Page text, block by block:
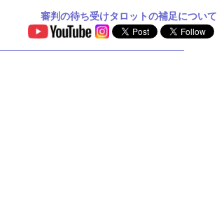
審判の待ち受けタロットの補足について